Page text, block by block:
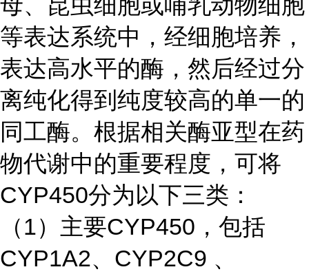
等表达系统中，经细胞培养，
表达高水平的酶，然后经过分
离纯化得到纯度较高的单一的
同工酶。根据相关酶亚型在药
物代谢中的重要程度，可将
CYP450分为以下三类：
（1）主要CYP450，包括
CYP1A2、CYP2C9 、